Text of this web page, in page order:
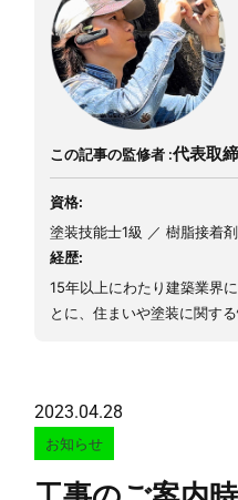
この記事の監修者 :代表取
資格:
塗装技能士1級 ／ 樹脂接着
経歴:
15年以上にわたり建築業界
とに、住まいや塗装に関す
2023.04.28
お知らせ